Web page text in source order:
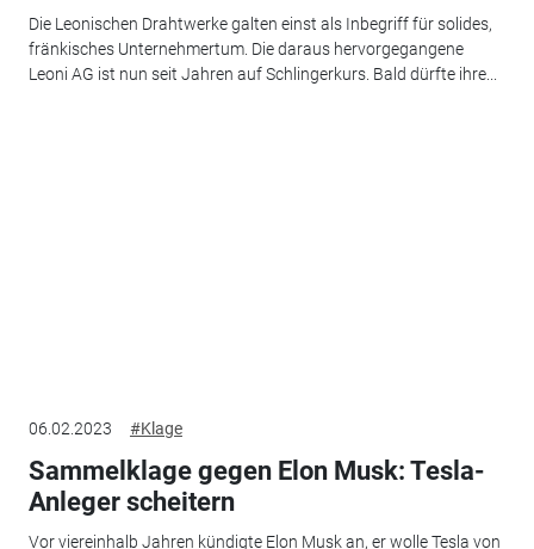
Die Leonischen Drahtwerke galten einst als Inbegriff für solides,
fränkisches Unternehmertum. Die daraus hervorgegangene
Leoni AG ist nun seit Jahren auf Schlingerkurs. Bald dürfte ihre...
06.02.2023 #Klage
Sammelklage gegen Elon Musk: Tesla-
Anleger scheitern
Vor viereinhalb Jahren kündigte Elon Musk an, er wolle Tesla von